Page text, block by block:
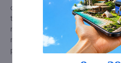
chất lượng dịch vụ vận tải. So
thường, xe giường nằm đôi đi
nhiều ưu điểm và tiện nghi vượt
nghìn bộ phim giải trí, wifi, và
phí phục vụ hành khách suốt